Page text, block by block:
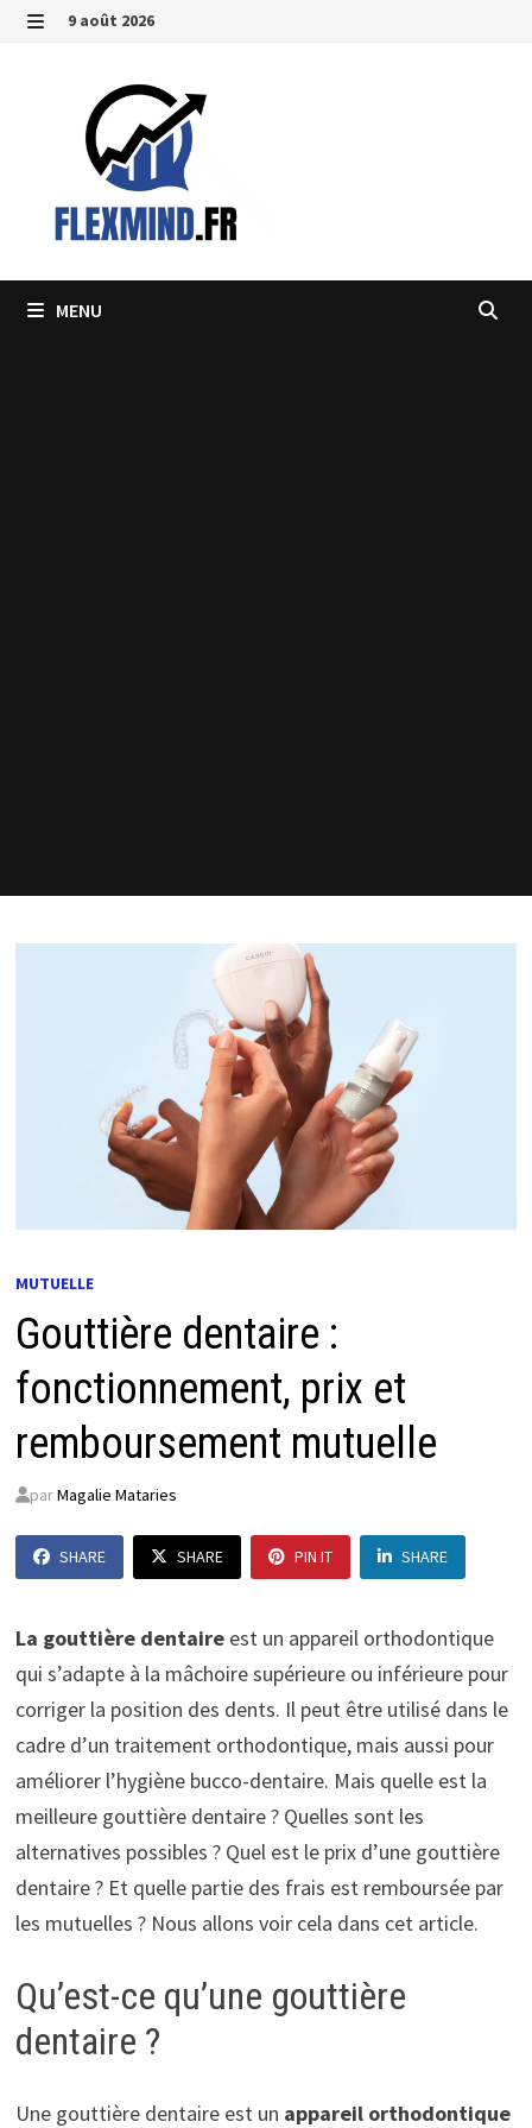
Passer
9 août 2026
MENU
MUTUELLE
Gouttière dentaire :
fonctionnement, prix et
remboursement mutuelle
parMagalie Mataries
SHARE SHARE PIN IT SHARE
La gouttière dentaireest un appareil orthodontique
qui s’adapte à la mâchoire supérieure ou inférieure pour
corriger la position des dents. Il peut être utilisé dans le
cadre d’un traitement orthodontique, mais aussi pour
améliorer l’hygiène bucco-dentaire. Mais quelle est la
meilleure gouttière dentaire ? Quelles sont les
alternatives possibles ? Quel est le prix d’une gouttière
dentaire ? Et quelle partie des frais est remboursée par
les mutuelles ? Nous allons voir cela dans cet article.
Qu’est-ce qu’une gouttière
dentaire ?
Une gouttière dentaire est un appareil orthodontique